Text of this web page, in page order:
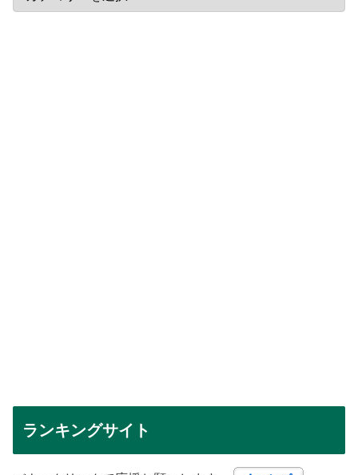
ランキングサイト